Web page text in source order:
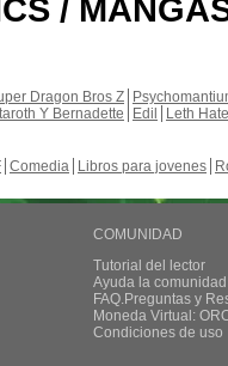
/
Dragon Bros Z
Y Bernadette Edil
Leth Hate
Comedia Libros para jovenes
COMUNIDAD
Tutorial del lector
Ayuda la
FAQ.Preguntas y
Moneda Virtual:
Condiciones de uso